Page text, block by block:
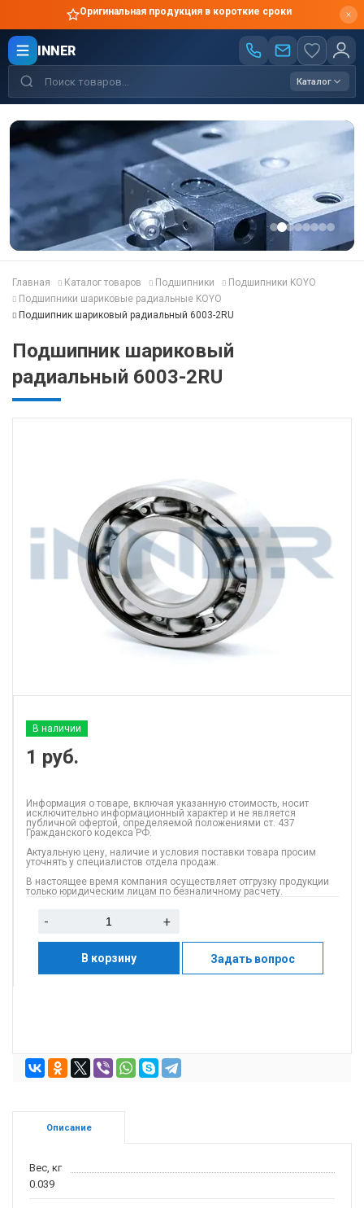
Оригинальная продукция в короткие сроки
INNER
Каталог
Главная Каталог товаров Подшипники
Подшипники KOYO
Подшипники шариковые радиальные KOYO
Подшипник шариковый радиальный 6003-2RU
Подшипник шариковый
радиальный 6003-2RU
В наличии
1 руб.
Информация о товаре, включая указанную стоимость, носит
исключительно информационный характер и не является
публичной офертой, определяемой положениями ст. 437
Гражданского кодекса РФ.
Актуальную цену, наличие и условия поставки товара просим
уточнять у специалистов отдела продаж.
В настоящее время компания осуществляет отгрузку продукции
только юридическим лицам по безналичному расчету.
- +
В корзину Задать вопрос
Описание
Вес, кг
0.039